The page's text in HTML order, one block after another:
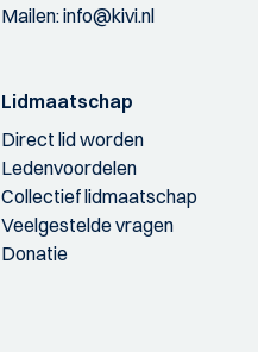
Mailen:info@kivi.nl
Lidmaatschap
Direct lid worden
Ledenvoordelen
Collectief lidmaatschap
Veelgestelde vragen
Donatie